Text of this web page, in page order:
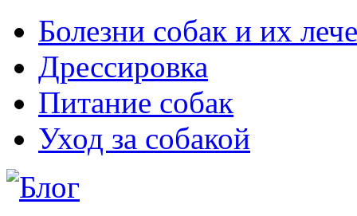
Болезни собак и их
Дрессировка
Питание собак
Уход за собакой